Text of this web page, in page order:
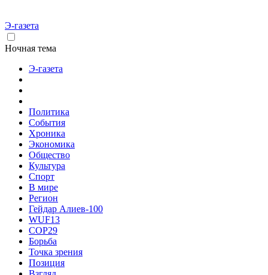
Э-газета
Ночная тема
Э-газета
Политика
События
Хроника
Экономика
Общество
Культура
Спорт
В мире
Регион
Гейдар Алиев-100
WUF13
COP29
Борьба
Точка зрения
Позиция